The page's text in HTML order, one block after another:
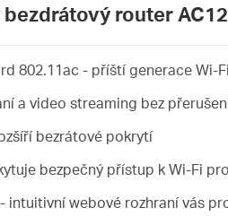
router
802.11ac - příští generace Wi-Fi
a video streaming bez
bezrátové pokrytí
bezpečný přístup k Wi-Fi
intuitivní webové rozhraní vás